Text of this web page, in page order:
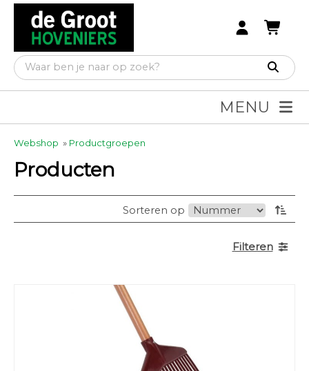
MENU
Webshop » Productgroepen
Producten
Sorteren op
Filteren